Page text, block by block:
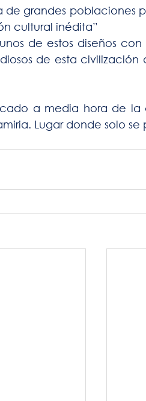
de grandes poblaciones
cultural inédita”
de estos diseños
de esta civilización
a media hora de la
Lugar donde solo se